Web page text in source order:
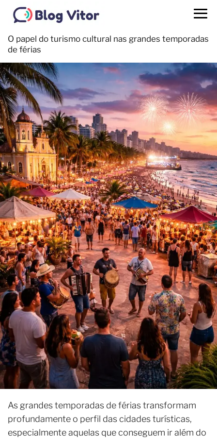
O papel do turismo cultural nas grandes temporadas
de férias
As grandes temporadas de férias transformam
profundamente o perfil das cidades turísticas,
especialmente aquelas que conseguem ir além do